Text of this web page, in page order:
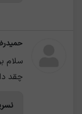
سلام
چقد